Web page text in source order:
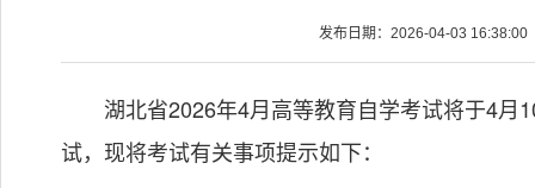
发布日期：2026-04-03
湖北省2026年4月高等教育自学考试将于4月
试，现将考试有关事项提示如下：